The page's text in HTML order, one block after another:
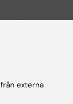
och
externa